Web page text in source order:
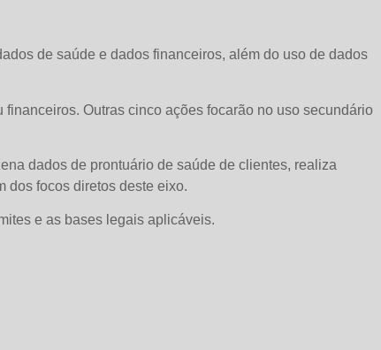
de saúde e dados financeiros, além do uso de dados
Outras cinco ações focarão no uso secundário
dados de prontuário de saúde de clientes, realiza
dos focos diretos deste eixo.
e as bases legais aplicáveis.